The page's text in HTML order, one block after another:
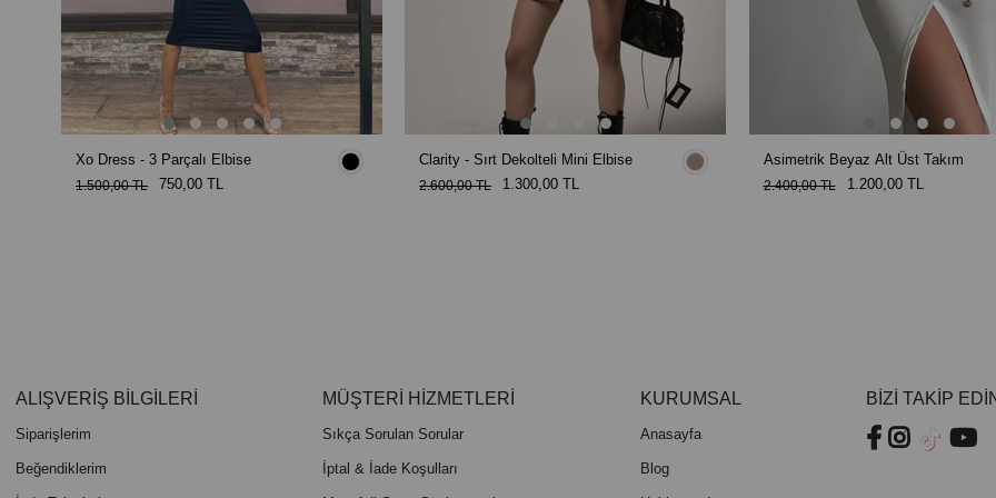
Xo Dress - 3 Parçalı Elbise
750,00 TL
1.500,00 TL
Clarity - Sırt Dekolteli Mini Elbise
1.300,00 TL
2.600,00 TL
Asimetrik Beyaz Alt Üst Takım
1.200,00 TL
2.400,00 TL
ALIŞVERİŞ BİLGİLERİ
Siparişlerim
Beğendiklerim
MÜŞTERİ HİZMETLERİ
Sıkça Sorulan Sorular
İptal & İade Koşulları
KURUMSAL
Anasayfa
Blog
BİZİ TAKİP